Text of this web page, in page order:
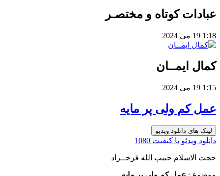
عبادات کوتاه و مختصـر
1:18 19 می 2024
کمال ایمــان
1:15 19 می 2024
عمل کم ولی پر مایه
لینک های دانلود ویدیو
دانلود ویدئو با کیفیت 1080
حجت الاسلام حبیب الله فرحــزاد